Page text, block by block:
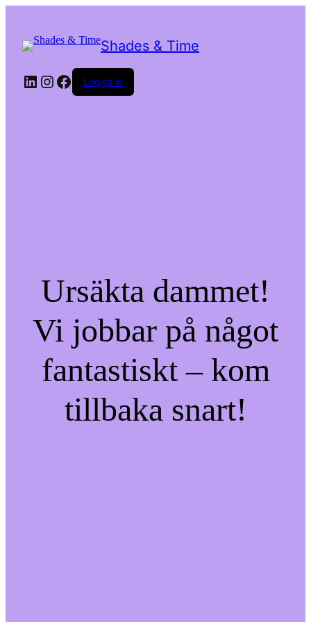
Shades & Time
LinkedIn
Instagram
Facebook
Logga in
Ursäkta dammet!
Vi jobbar på något
fantastiskt – kom
tillbaka snart!